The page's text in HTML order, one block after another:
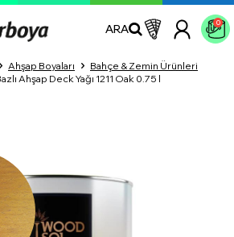
ARA 0
Ahşap Boyaları
Bahçe & Zemin Ürünleri
Ahşap Deck Yağı 1211 Oak 0.75 l